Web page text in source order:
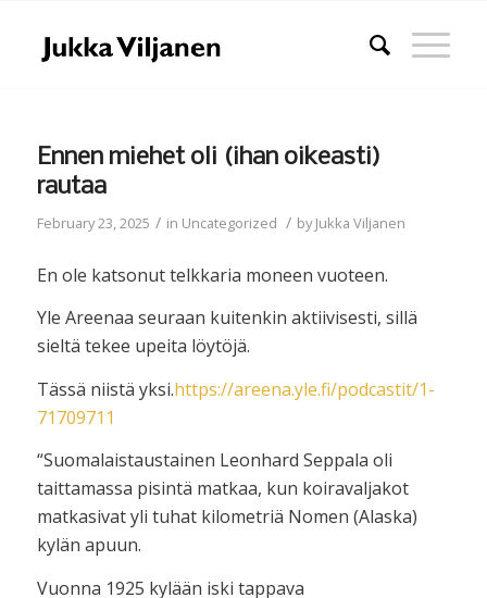
Ennen miehet oli (ihan oikeasti)
rautaa
February 23, 2025 / in Uncategorized / byJukka Viljanen
En ole katsonut telkkaria moneen vuoteen.
Yle Areenaa seuraan kuitenkin aktiivisesti, sillä
sieltä tekee upeita löytöjä.
Tässä niistä yksi.https://areena.yle.fi/podcastit/1-
71709711
“Suomalaistaustainen Leonhard Seppala oli
taittamassa pisintä matkaa, kun koiravaljakot
matkasivat yli tuhat kilometriä Nomen (Alaska)
kylän apuun.
Vuonna 1925 kylään iski tappava